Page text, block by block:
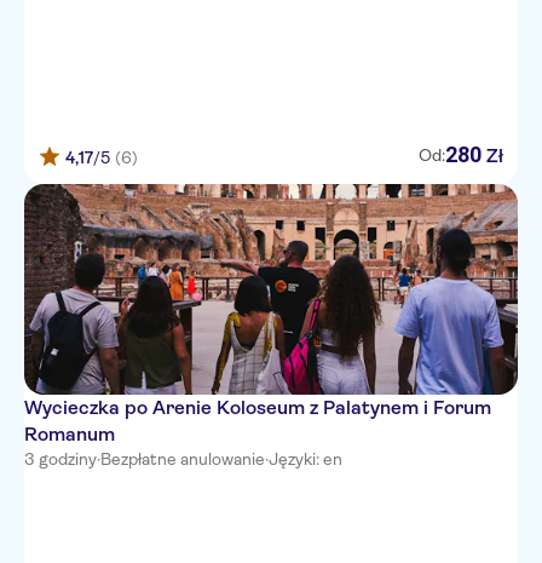
Le Meridien Visconti Rome
The Style Hotel
TOURING
LE PETIT HOTEL
Hotel San Pietrino
Crosti Apartments Hotel Rome
CONCORDIA
B&B La Casa di Clementina
4,17/5 (6) Od:280 Zł
Wycieczka po Arenie Koloseum z Palatynem i Forum
Romanum
3 godziny·Bezpłatne anulowanie·Języki: en